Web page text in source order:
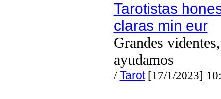
Tarotistas
claras min eur
Grandes
ayudamos
/Tarot[17/1/2023]